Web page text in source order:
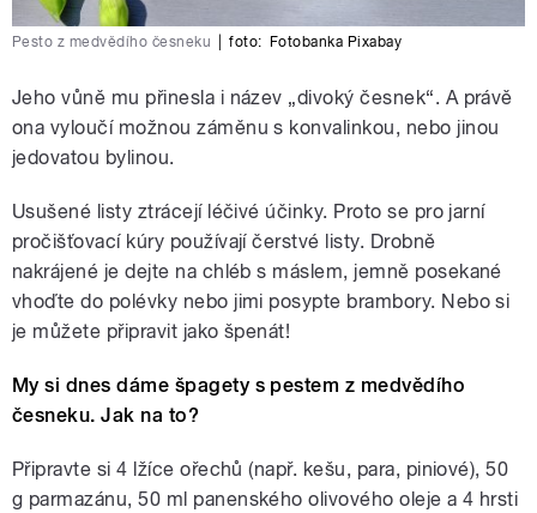
Pesto z medvědího česneku foto: Fotobanka Pixabay
Jeho vůně mu přinesla i název „divoký česnek“. A právě
ona vyloučí možnou záměnu s konvalinkou, nebo jinou
jedovatou bylinou.
Usušené listy ztrácejí léčivé účinky. Proto se pro jarní
pročišťovací kúry používají čerstvé listy. Drobně
nakrájené je dejte na chléb s máslem, jemně posekané
vhoďte do polévky nebo jimi posypte brambory. Nebo si
je můžete připravit jako špenát!
My si dnes dáme špagety s pestem z medvědího
česneku. Jak na to?
Připravte si 4 lžíce ořechů (např. kešu, para, piniové), 50
g parmazánu, 50 ml panenského olivového oleje a 4 hrsti